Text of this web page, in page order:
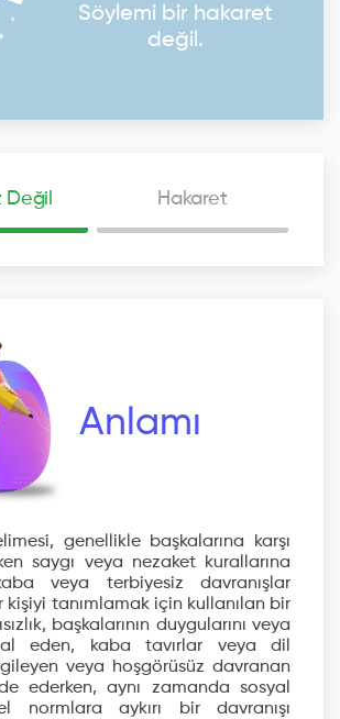
Söylemi bir hakaret
değil.
Değil Hakaret
Anlamı
genellikle başkalarına karşı
saygı veya nezaket kurallarına
veya terbiyesiz davranışlar
kişiyi tanımlamak için kullanılan bir
başkalarının duygularını veya
eden, kaba tavırlar veya dil
veya hoşgörüsüz davranan
ederken, aynı zamanda sosyal
normlara aykırı bir davranışı